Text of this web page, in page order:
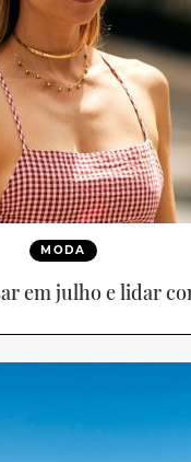
MODA
em julho e lidar